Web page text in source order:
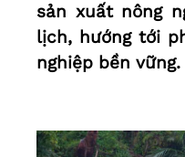
sản xuất nông
lịch, hướng tới
nghiệp bền vững.